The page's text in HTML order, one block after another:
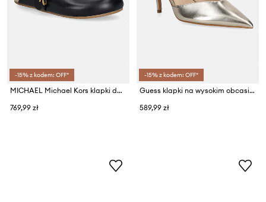
-15% z kodem: OFF*
MICHAEL Michael Kors klapki damskie skórzane Greer Mule
769,99 zł
-15% z kodem: OFF*
Guess klapki na wysokim obcasie damskie skórzane PRATO
589,99 zł